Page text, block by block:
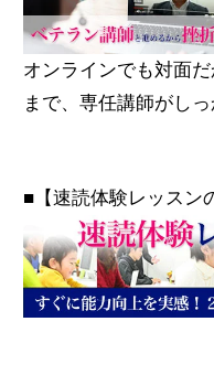
オンラインでも対面
まで、専任講師がしっ
■【速読体験レッスン